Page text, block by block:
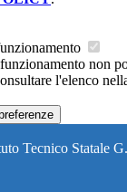
non
l'elenco
Tecnico Statale